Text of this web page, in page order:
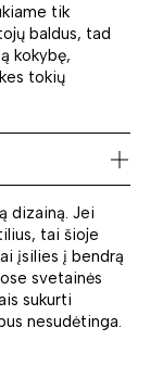
tik
baldus, tad
kokybę,
tokių
dizainą. Jei
tai šioje
įsilies į bendrą
svetainės
sukurti
nesudėtinga.